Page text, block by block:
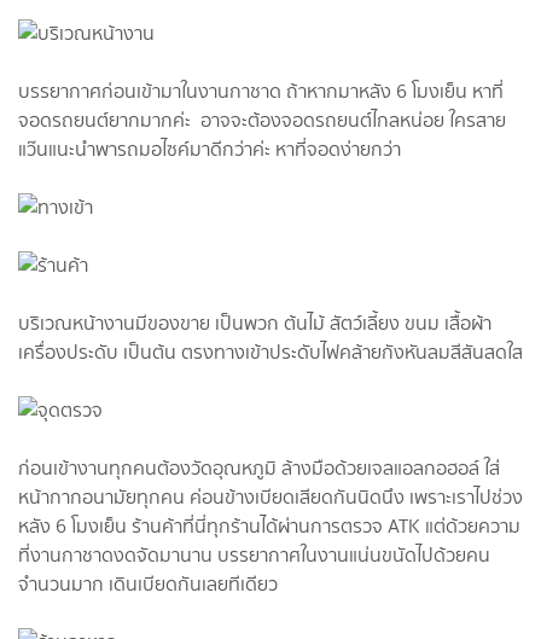
บรรยากาศก่อนเข้ามาในงานกาชาด ถ้าหากมาหลัง 6 โมงเย็น หาที่
จอดรถยนต์ยากมากค่ะ อาจจะต้องจอดรถยนต์ไกลหน่อย ใครสาย
แว๊นแนะนำพารถมอไซค์มาดีกว่าค่ะ หาที่จอดง่ายกว่า
บริเวณหน้างานมีของขาย เป็นพวก ต้นไม้ สัตว์เลี้ยง ขนม เสื้อผ้า
เครื่องประดับ เป็นต้น ตรงทางเข้าประดับไฟคล้ายกังหันลมสีสันสดใส
ก่อนเข้างานทุกคนต้องวัดอุณหภูมิ ล้างมือด้วยเจลแอลกอฮอล์ ใส่
หน้ากากอนามัยทุกคน ค่อนข้างเบียดเสียดกันนิดนึง เพราะเราไปช่วง
หลัง 6 โมงเย็น ร้านค้าที่นี่ทุกร้านได้ผ่านการตรวจ ATK แต่ด้วยความ
ที่งานกาชาดงดจัดมานาน บรรยากาศในงานแน่นขนัดไปด้วยคน
จำนวนมาก เดินเบียดกันเลยทีเดียว